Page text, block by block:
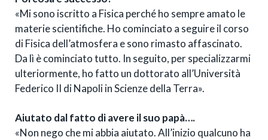
«Mi sono iscritto a Fisica perché ho sempre amato le
materie scientifiche. Ho cominciato a seguire il corso
di Fisica dell’atmosfera e sono rimasto affascinato.
Da lì è cominciato tutto. In seguito, per specializzarmi
ulteriormente, ho fatto un dottorato all’Università
Federico II di Napoli in Scienze della Terra».
Aiutato dal fatto di avere il suo papà….
«Non nego che mi abbia aiutato. All’inizio qualcuno ha